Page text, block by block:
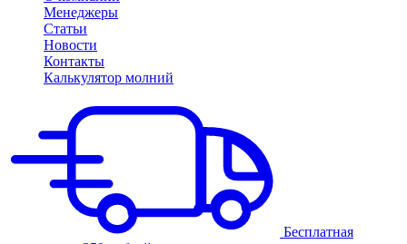
Менеджеры
Статьи
Новости
Контакты
Калькулятор молний
Бесплатная